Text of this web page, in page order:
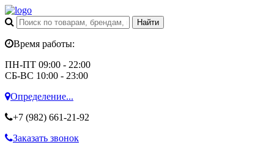
Время работы:
ПН-ПТ 09:00 - 22:00
СБ-ВС 10:00 - 23:00
Определение...
+7 (982) 661-21-92
Заказать звонок